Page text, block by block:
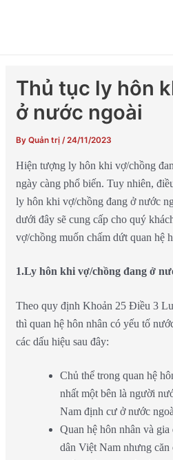
Thủ tục ly hôn
ở nước ngoài
By Quản trị /24/11/2023
Hiện tượng ly hôn khi vợ/chồng
ngày càng phổ biến. Tuy nhiên,
ly hôn khi vợ/chồng đang ở nước
dưới đây sẽ cung cấp cho quý
vợ/chồng muốn chấm dứt quan hệ
1.Ly hôn khi vợ/chồng đang ở
Theo quy định Khoản 25 Điều 3
thì quan hệ hôn nhân có yếu tố
các dấu hiệu sau đây:
Chủ thể trong quan hệ
nhất một bên là người
Nam định cư ở nước
Quan hệ hôn nhân và
dân Việt Nam nhưng